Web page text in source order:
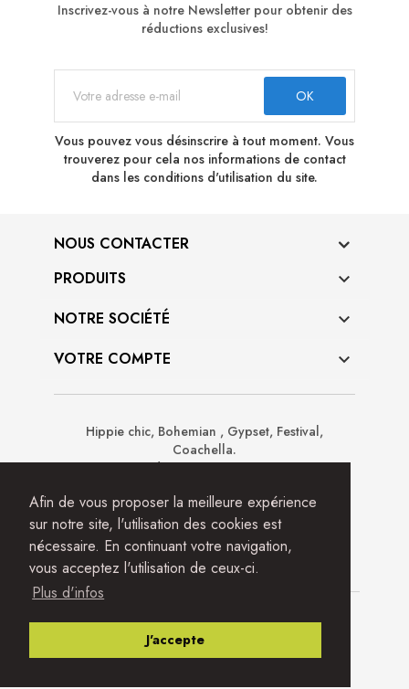
Afin de vous proposer la meilleure expérience
sur notre site, l'utilisation des cookies est
nécessaire. En continuant votre navigation,
vous acceptez l'utilisation de ceux-ci.
Plus d'infos
J'accepte
Inscrivez-vous à notre Newsletter pour obtenir des
réductions exclusives!
Vous pouvez vous désinscrire à tout moment. Vous
trouverez pour cela nos informations de contact
dans les conditions d'utilisation du site.
NOUS CONTACTER
PRODUITS

NOTRE SOCIÉTÉ 
VOTRE COMPTE 
Hippie chic, Bohemian , Gypset, Festival,
Coachella.
Prêt à porter de créateurs, accessoires, sacs,